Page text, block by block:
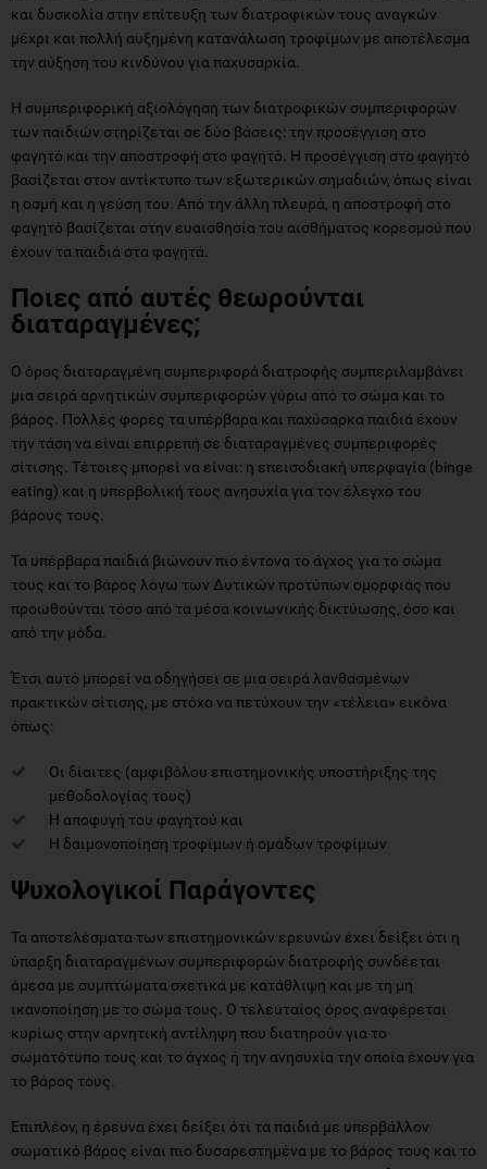
και δυσκολία στην επίτευξη των διατροφικών τους αναγκών
μέχρι και πολλή αυξημένη κατανάλωση τροφίμων με αποτέλεσμα
την αύξηση του κινδύνου για παχυσαρκία.
Η συμπεριφορική αξιολόγηση των διατροφικών συμπεριφορών
των παιδιών στηρίζεται σε δύο βάσεις: την προσέγγιση στο
φαγητό και την αποστροφή στο φαγητό. Η προσέγγιση στο φαγητό
βασίζεται στον αντίκτυπο των εξωτερικών σημαδιών, όπως είναι
η οσμή και η γεύση του. Από την άλλη πλευρά, η αποστροφή στο
φαγητό βασίζεται στην ευαισθησία του αισθήματος κορεσμού που
έχουν τα παιδιά στα φαγητά.
Ποιες από αυτές θεωρούνται
διαταραγμένες;
Ο όρος διαταραγμένη συμπεριφορά διατροφής συμπεριλαμβάνει
μια σειρά αρνητικών συμπεριφορών γύρω από το σώμα και το
βάρος. Πολλές φορές τα υπέρβαρα και παχύσαρκα παιδιά έχουν
την τάση να είναι επιρρεπή σε διαταραγμένες συμπεριφορές
σίτισης. Τέτοιες μπορεί να είναι: η επεισοδιακή υπερφαγία (binge
eating) και η υπερβολική τους ανησυχία για τον έλεγχο του
βάρους τους.
Τα υπέρβαρα παιδιά βιώνουν πιο έντονα το άγχος για το σώμα
τους και το βάρος λόγω των Δυτικών προτύπων ομορφιάς που
προωθούνται τόσο από τα μέσα κοινωνικής δικτύωσης, όσο και
από την μόδα.
Έτσι αυτό μπορεί να οδηγήσει σε μια σειρά λανθασμένων
πρακτικών σίτισης, με στόχο να πετύχουν την «τέλεια» εικόνα
όπως:
Οι δίαιτες (αμφιβόλου επιστημονικής υποστήριξης της
μεθοδολογίας τους)
Η αποφυγή του φαγητού και
Η δαιμονοποίηση τροφίμων ή ομάδων τροφίμων
Ψυχολογικοί Παράγοντες
Τα αποτελέσματα των επιστημονικών ερευνών έχει δείξει ότι η
ύπαρξη διαταραγμένων συμπεριφορών διατροφής συνδέεται
άμεσα με συμπτώματα σχετικά με κατάθλιψη και με τη μη
ικανοποίηση με το σώμα τους. Ο τελευταίος όρος αναφέρεται
κυρίως στην αρνητική αντίληψη που διατηρούν για το
σωματότυπο τους και το άγχος ή την ανησυχία την οποία έχουν για
το βάρος τους.
Επιπλέον, η έρευνα έχει δείξει ότι τα παιδιά με υπερβάλλον
σωματικό βάρος είναι πιο δυσαρεστημένα με το βάρος τους και το